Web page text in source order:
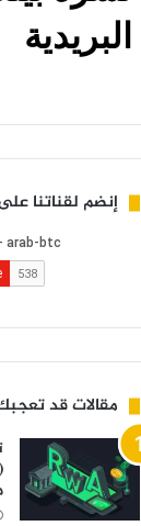
إنضم لقناتنا
مقالات قد